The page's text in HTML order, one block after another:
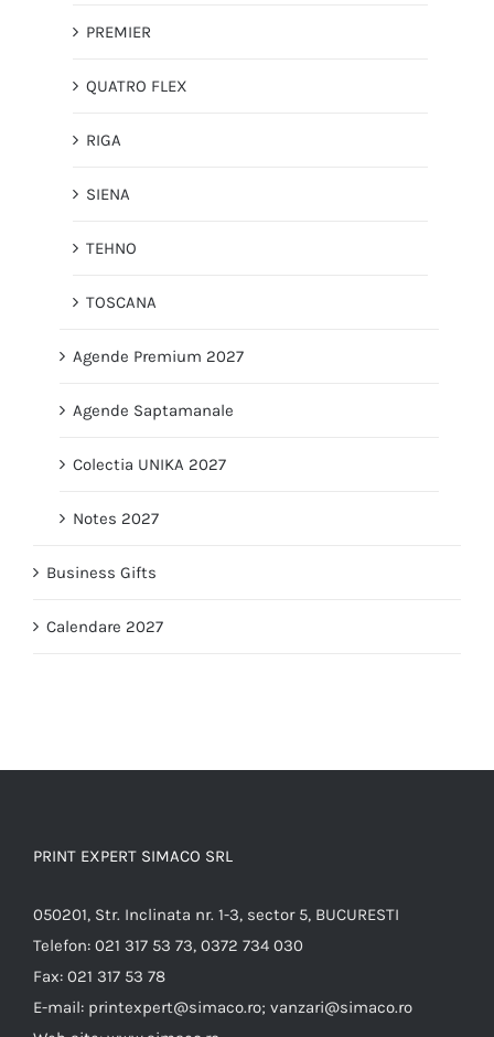
PREMIER
QUATRO FLEX
RIGA
SIENA
TEHNO
TOSCANA
Agende Premium 2027
Agende Saptamanale
Colectia UNIKA 2027
Notes 2027
Business Gifts
Calendare 2027
PRINT EXPERT SIMACO SRL
050201, Str. Inclinata nr. 1-3, sector 5, BUCURESTI
Telefon: 021 317 53 73, 0372 734 030
Fax: 021 317 53 78
E-mail: printexpert@simaco.ro; vanzari@simaco.ro